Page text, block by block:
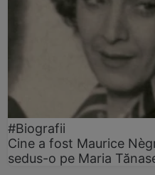
#Biografii
Cine a fost Maurice
sedus-o pe Maria